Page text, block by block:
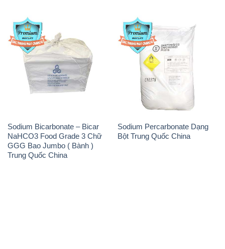
Sodium Bicarbonate – Bicar
NaHCO3 Food Grade 3 Chữ
GGG Bao Jumbo ( Bành )
Trung Quốc China
Sodium Percarbonate Dạng
Bột Trung Quốc China